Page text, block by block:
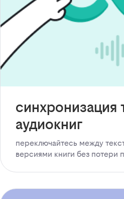
синхронизация
аудиокниг
переключайтесь между
версиями книги без потери